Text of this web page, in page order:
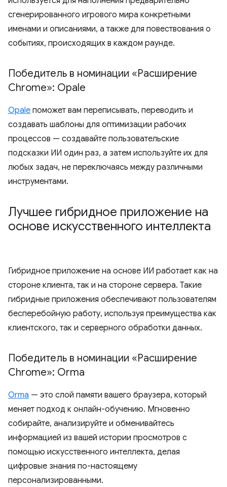
сгенерированного игрового мира конкретными
именами и описаниями, а также для повествования о
событиях, происходящих в каждом раунде.
Победитель в номинации «Расширение
Chrome»: Opale
Opale поможет вам переписывать, переводить и
создавать шаблоны для оптимизации рабочих
процессов — создавайте пользовательские
подсказки ИИ один раз, а затем используйте их для
любых задач, не переключаясь между различными
инструментами.
Лучшее гибридное приложение на
основе искусственного интеллекта
Гибридное приложение на основе ИИ работает как на
стороне клиента, так и на стороне сервера. Такие
гибридные приложения обеспечивают пользователям
бесперебойную работу, используя преимущества как
клиентского, так и серверного обработки данных.
Победитель в номинации «Расширение
Chrome»: Orma
Orma — это слой памяти вашего браузера, который
меняет подход к онлайн-обучению. Мгновенно
собирайте, анализируйте и обменивайтесь
информацией из вашей истории просмотров с
помощью искусственного интеллекта, делая
цифровые знания по-настоящему
персонализированными.